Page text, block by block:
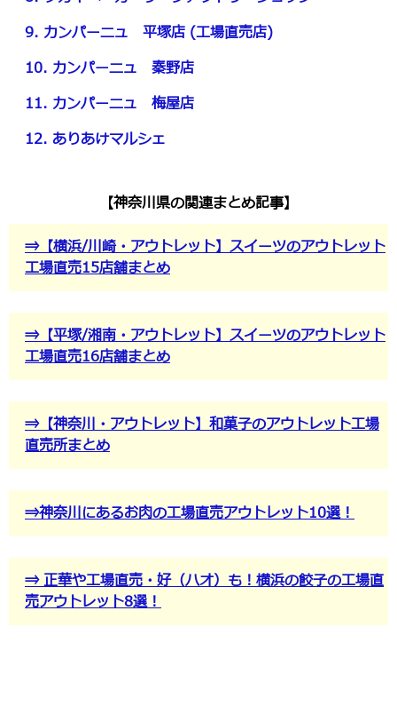
9. カンパーニュ 平塚店 (工場直売店)
10. カンパーニュ 秦野店
11. カンパーニュ 梅屋店
12. ありあけマルシェ
【神奈川県の関連まとめ記事】
⇒【横浜/川崎・アウトレット】スイーツのアウトレット
工場直売15店舗まとめ
⇒【平塚/湘南・アウトレット】スイーツのアウトレット
工場直売16店舗まとめ
⇒【神奈川・アウトレット】和菓子のアウトレット工場
直売所まとめ
⇒神奈川にあるお肉の工場直売アウトレット10選！
⇒ 正華や工場直売・好（ハオ）も！横浜の餃子の工場直
売アウトレット8選！